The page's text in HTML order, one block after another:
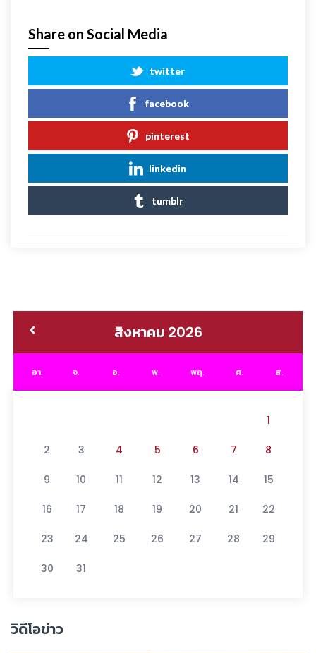
Share on Social Media
twitter
facebook
pinterest
linkedin
tumblr
สิงหาคม 2026
อา. จ. อ. พ. พฤ. ศ. ส.
1
2 3 4 5 6 7 8
9 10 11 12 13 14 15
16 17 18 19 20 21 22
23 24 25 26 27 28 29
30 31
วิดีโอข่าว